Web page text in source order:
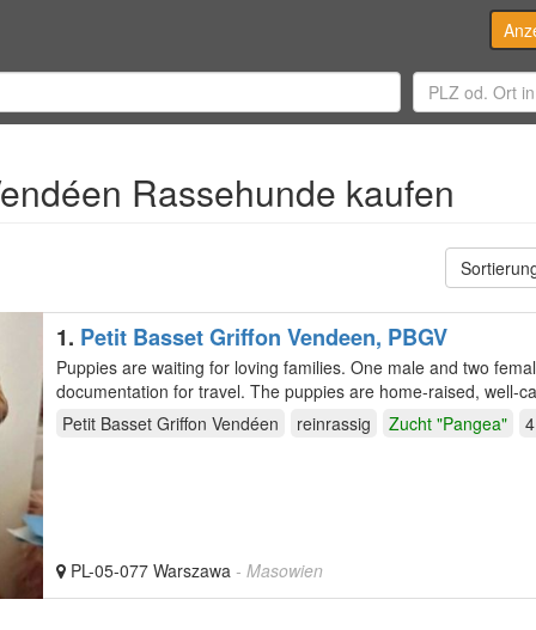
Rassehunde kaufen
1. Petit Basset Griffon Vendeen, PBGV
Puppies are waiting for loving families. One male and two
documentation for travel. The puppies are home-raised, well-cared for, and accustomed to other
dogs…
Petit Basset Griffon Vendéen reinrassig Zucht "Pangea"
PL-05-077 Warszawa - Masowien